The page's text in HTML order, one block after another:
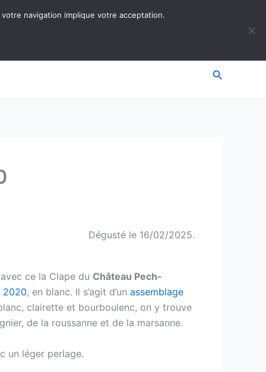
Dégusté le 16/02/2025.
avec ce la Clape du Château Pech-
2020, en blanc. Il s’agit d’unassemblage
clairette et bourboulenc, on y trouve
de la roussanne et de la marsanne.
un léger perlage.
navigation implique votre acceptation.